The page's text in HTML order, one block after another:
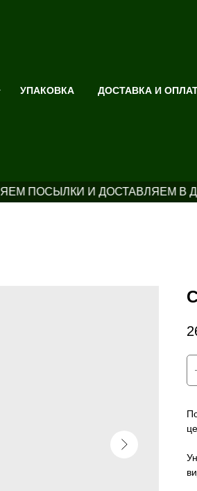
УПАКОВКА ДОСТАВКА И
ПОСЫЛКИ И ДОСТАВЛЯЕМ В